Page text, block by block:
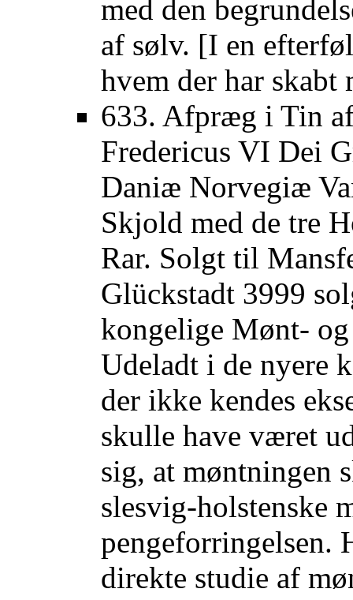
med den
af sølv. [I en
hvem der har skabt
633. Afpræg i Tin af
Fredericus VI Dei
Daniæ Norvegiæ
Skjold med de tre
Rar. Solgt til
Glückstadt 3999
kongelige Mønt-
Udeladt i de nyere
der ikke kendes
skulle have været
sig, at møntningen
slesvig-holstenske
pengeforringelsen.
direkte studie af